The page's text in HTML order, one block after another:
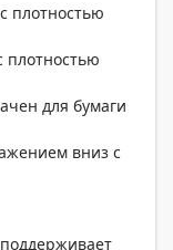
плотностью
плотностью
для бумаги
вниз с